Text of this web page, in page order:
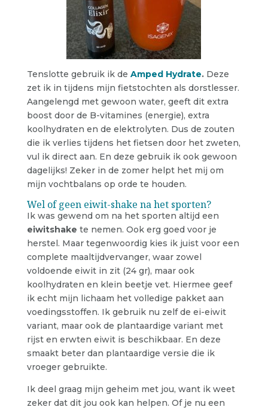
Tenslotte gebruik ik de Amped Hydrate.Deze
zet ik in tijdens mijn fietstochten als dorstlesser.
Aangelengd met gewoon water, geeft dit extra
boost door de B-vitamines (energie), extra
koolhydraten en de elektrolyten. Dus de zouten
die ik verlies tijdens het fietsen door het zweten,
vul ik direct aan. En deze gebruik ik ook gewoon
dagelijks! Zeker in de zomer helpt het mij om
mijn vochtbalans op orde te houden.
Wel of geen eiwit-shake na het sporten?
Ik was gewend om na het sporten altijd een
eiwitshake te nemen. Ook erg goed voor je
herstel. Maar tegenwoordig kies ik juist voor een
complete maaltijdvervanger, waar zowel
voldoende eiwit in zit (24 gr), maar ook
koolhydraten en klein beetje vet. Hiermee geef
ik echt mijn lichaam het volledige pakket aan
voedingsstoffen. Ik gebruik nu zelf de ei-eiwit
variant, maar ook de plantaardige variant met
rijst en erwten eiwit is beschikbaar. En deze
smaakt beter dan plantaardige versie die ik
vroeger gebruikte.
Ik deel graag mijn geheim met jou, want ik weet
zeker dat dit jou ook kan helpen. Of je nu een